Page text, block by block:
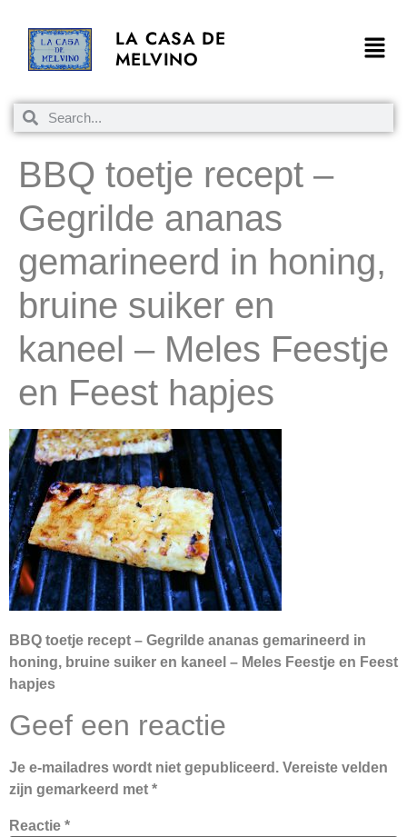
LA CASA DE
MELVINO
BBQ toetje recept –
Gegrilde ananas
gemarineerd in honing,
bruine suiker en
kaneel – Meles Feestje
en Feest hapjes
BBQ toetje recept – Gegrilde ananas gemarineerd in
honing, bruine suiker en kaneel – Meles Feestje en Feest
hapjes
Geef een reactie
Je e-mailadres wordt niet gepubliceerd. Vereiste velden
zijn gemarkeerd met *
Reactie *